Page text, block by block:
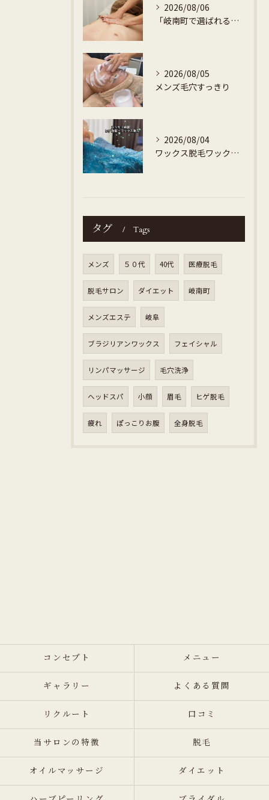
2026/08/06
「岐南町で選ばれるメンズ専門ダイエット痩身地域密着で安心・高評価」
2026/08/05
メンズ毛穴すっきり
2026/08/04
ワックス脱毛ワックスメンズ
タグ Tags
メンズ ５０代 40代 医療脱毛
脱毛サロン ダイエット 岐南町
メンズエステ 岐阜
ブラジリアンワックス フェイシャル
リンパマッサージ 毛穴洗浄
ヘッドスパ 小顔 眉毛 ヒゲ脱毛
疲れ ぽっこりお腹 全身脱毛
コンセプト メニュー
ギャラリー よくある質問
リクルート 口コミ
当サロンの特徴 脱毛
オイルマッサージ ダイエット